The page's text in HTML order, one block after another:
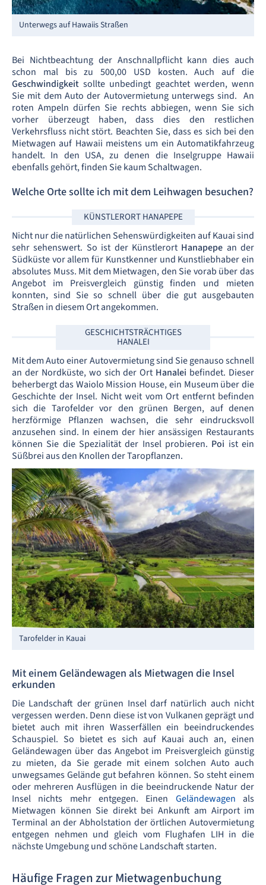
Unterwegs auf Hawaiis Straßen
Bei Nichtbeachtung der Anschnallpflicht kann dies auch
schon mal bis zu 500,00 USD kosten. Auch auf die
Geschwindigkeit sollte unbedingt geachtet werden, wenn
Sie mit dem Auto der Autovermietung unterwegs sind. An
roten Ampeln dürfen Sie rechts abbiegen, wenn Sie sich
vorher überzeugt haben, dass dies den restlichen
Verkehrsfluss nicht stört. Beachten Sie, dass es sich bei den
Mietwagen auf Hawaii meistens um ein Automatikfahrzeug
handelt. In den USA, zu denen die Inselgruppe Hawaii
ebenfalls gehört, finden Sie kaum Schaltwagen.
Welche Orte sollte ich mit dem Leihwagen besuchen?
KÜNSTLERORT HANAPEPE
Nicht nur die natürlichen Sehenswürdigkeiten auf Kauai sind
sehr sehenswert. So ist der Künstlerort Hanapepe an der
Südküste vor allem für Kunstkenner und Kunstliebhaber ein
absolutes Muss. Mit dem Mietwagen, den Sie vorab über das
Angebot im Preisvergleich günstig finden und mieten
konnten, sind Sie so schnell über die gut ausgebauten
Straßen in diesem Ort angekommen.
GESCHICHTSTRÄCHTIGES
HANALEI
Mit dem Auto einer Autovermietung sind Sie genauso schnell
an der Nordküste, wo sich der Ort Hanalei befindet. Dieser
beherbergt das Waiolo Mission House, ein Museum über die
Geschichte der Insel. Nicht weit vom Ort entfernt befinden
sich die Tarofelder vor den grünen Bergen, auf denen
herzförmige Pflanzen wachsen, die sehr eindrucksvoll
anzusehen sind. In einem der hier ansässigen Restaurants
können Sie die Spezialität der Insel probieren. Poi ist ein
Süßbrei aus den Knollen der Taropflanzen.
Tarofelder in Kauai
Mit einem Geländewagen als Mietwagen die Insel
erkunden
Die Landschaft der grünen Insel darf natürlich auch nicht
vergessen werden. Denn diese ist von Vulkanen geprägt und
bietet auch mit ihren Wasserfällen ein beeindruckendes
Schauspiel. So bietet es sich auf Kauai auch an, einen
Geländewagen über das Angebot im Preisvergleich günstig
zu mieten, da Sie gerade mit einem solchen Auto auch
unwegsames Gelände gut befahren können. So steht einem
oder mehreren Ausflügen in die beeindruckende Natur der
Insel nichts mehr entgegen. Einen Geländewagenals
Mietwagen können Sie direkt bei Ankunft am Airport im
Terminal an der Abholstation der örtlichen Autovermietung
entgegen nehmen und gleich vom Flughafen LIH in die
nächste Umgebung und schöne Landschaft starten.
Häufige Fragen zur Mietwagenbuchung